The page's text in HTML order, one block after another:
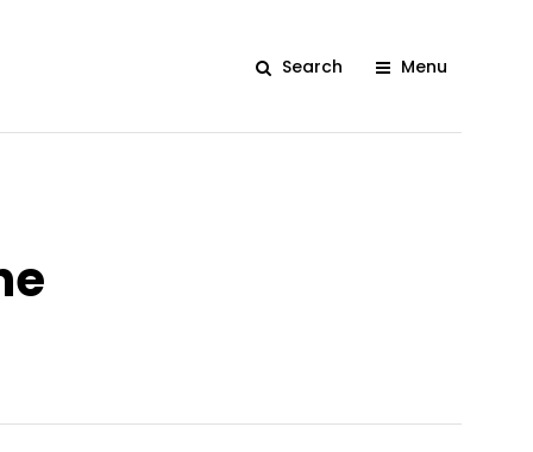
Search Menu